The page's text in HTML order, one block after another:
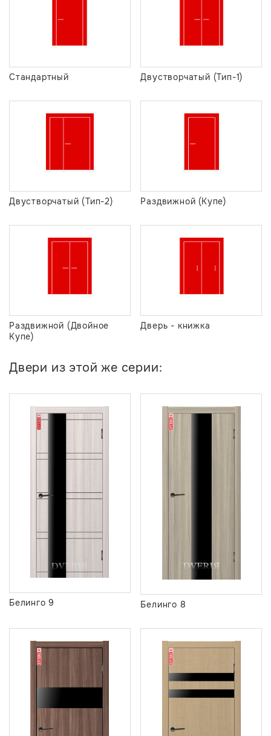
Стандартный Двустворчатый (Тип-1)
Двустворчатый (Тип-2) Раздвижной (Купе)
Раздвижной (Двойное
Купе)
Дверь - книжка
Двери из этой же серии:
Белинго 9 Белинго 8